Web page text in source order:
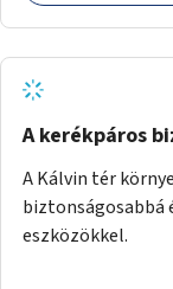
A kerékpáros
A Kálvin tér
biztonságosabbá
eszközökkel.